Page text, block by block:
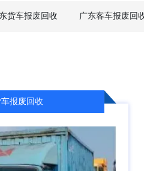
货车报废回收 广东客车报废回
报废回收